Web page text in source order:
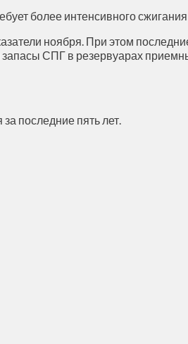
более интенсивного сжигания
ноября. При этом
СПГ в резервуарах
последние пять лет.